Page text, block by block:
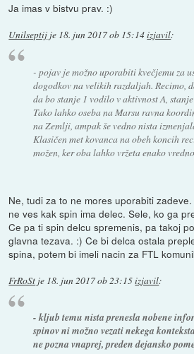
Ja imas v bistvu prav. :)
Unilseptij je 18. jun 2017 ob 15:14izjavil:
- pojav je možno uporabiti kvečjemu za
dogodkov na velikih razdaljah. Recimo,
da bo stanje 1 vodilo v aktivnost A,
Tako lahko oseba na Marsu ravna
na Zemlji, ampak še vedno nista
Klasičen met kovanca na obeh koncih
možen, ker oba lahko vržeta enako
Ne, tudi za to ne mores uporabiti
ne ves kak spin ima delec. Sele, ko ga
Ce pa ti spin delcu spremenis, pa takoj
glavna tezava. :) Ce bi delca ostala
spina, potem bi imeli nacin za FTL
FrRoSt je 18. jun 2017 ob 23:15izjavil:
- kljub temu nista prenesla nobene
spinov ni možno vezati nekega
ne pozna vnaprej, preden dejansko